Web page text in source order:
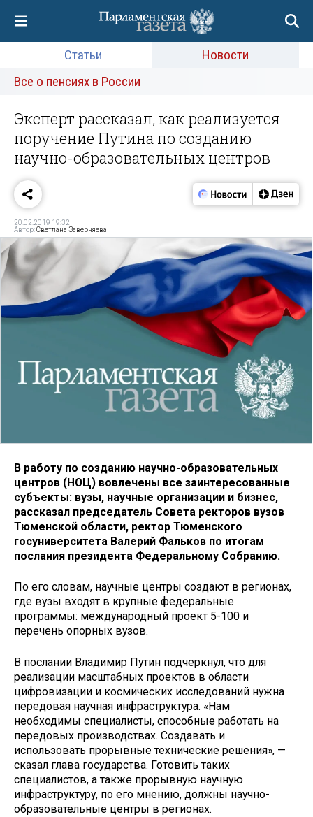
Статьи
Новости
Все о пенсиях в России
Эксперт рассказал, как реализуется
поручение Путина по созданию
научно-образовательных центров
20.02.2019 19:32
Автор:Светлана Заверняева
В работу по созданию научно-образовательных
центров (НОЦ) вовлечены все заинтересованные
субъекты: вузы, научные организации и бизнес,
рассказал председатель Совета ректоров вузов
Тюменской области, ректор Тюменского
госуниверситета Валерий Фальков по итогам
послания президента Федеральному Собранию.
По его словам, научные центры создают в регионах,
где вузы входят в крупные федеральные
программы: международный проект 5-100 и
перечень опорных вузов.
В послании Владимир Путин подчеркнул, что для
реализации масштабных проектов в области
цифровизации и космических исследований нужна
передовая научная инфраструктура. «Нам
необходимы специалисты, способные работать на
передовых производствах. Создавать и
использовать прорывные технические решения», —
сказал глава государства. Готовить таких
специалистов, а также прорывную научную
инфраструктуру, по его мнению, должны научно-
образовательные центры в регионах.